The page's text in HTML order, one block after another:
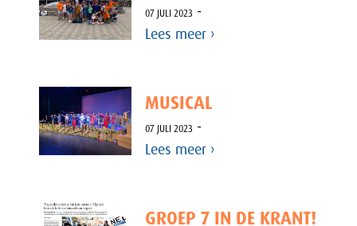
07 JULI 2023 -
Lees meer ›
MUSICAL
07 JULI 2023 -
Lees meer ›
GROEP 7 IN DE KRANT!